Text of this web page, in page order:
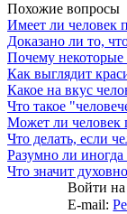
Похожие вопросы
Имеет ли человек
Доказано ли то,
Почему
Как выглядит
Какое на вкус
Что такое
Может ли человек
Что делать, если
Разумно ли
Что значит
Войти на
E-mail: